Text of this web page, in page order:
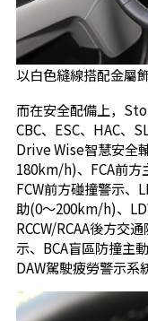
以白色縫線搭配金屬
而在安全配備上，
CBC、ESC、HAC、
Drive Wise智慧安全
180km/h)、FCA前方
FCW前方碰撞警示、
助(0～200km/h)、
RCCW/RCAA後方交
示、BCA盲區防撞主
DAW駕駛疲勞警示系